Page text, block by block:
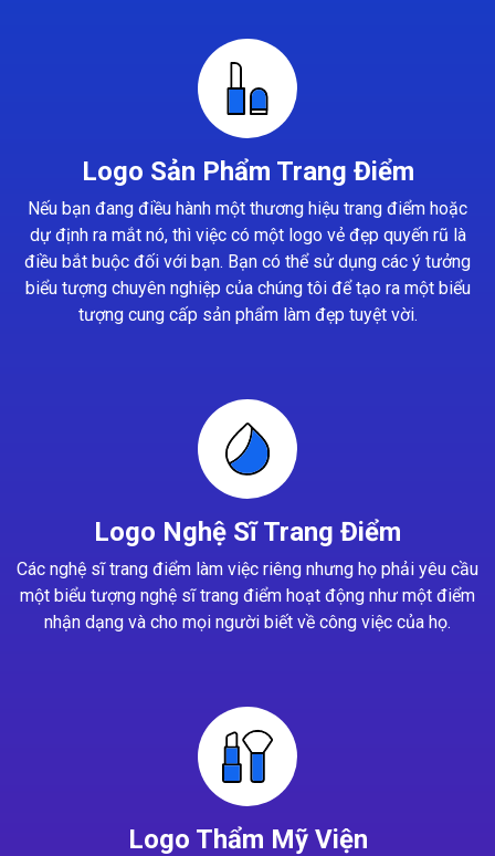
Logo Sản Phẩm Trang Điểm
Nếu bạn đang điều hành một thương hiệu trang điểm hoặc
dự định ra mắt nó, thì việc có một logo vẻ đẹp quyến rũ là
điều bắt buộc đối với bạn. Bạn có thể sử dụng các ý tưởng
biểu tượng chuyên nghiệp của chúng tôi để tạo ra một biểu
tượng cung cấp sản phẩm làm đẹp tuyệt vời.
Logo Nghệ Sĩ Trang Điểm
Các nghệ sĩ trang điểm làm việc riêng nhưng họ phải yêu cầu
một biểu tượng nghệ sĩ trang điểm hoạt động như một điểm
nhận dạng và cho mọi người biết về công việc của họ.
Logo Thẩm Mỹ Viện